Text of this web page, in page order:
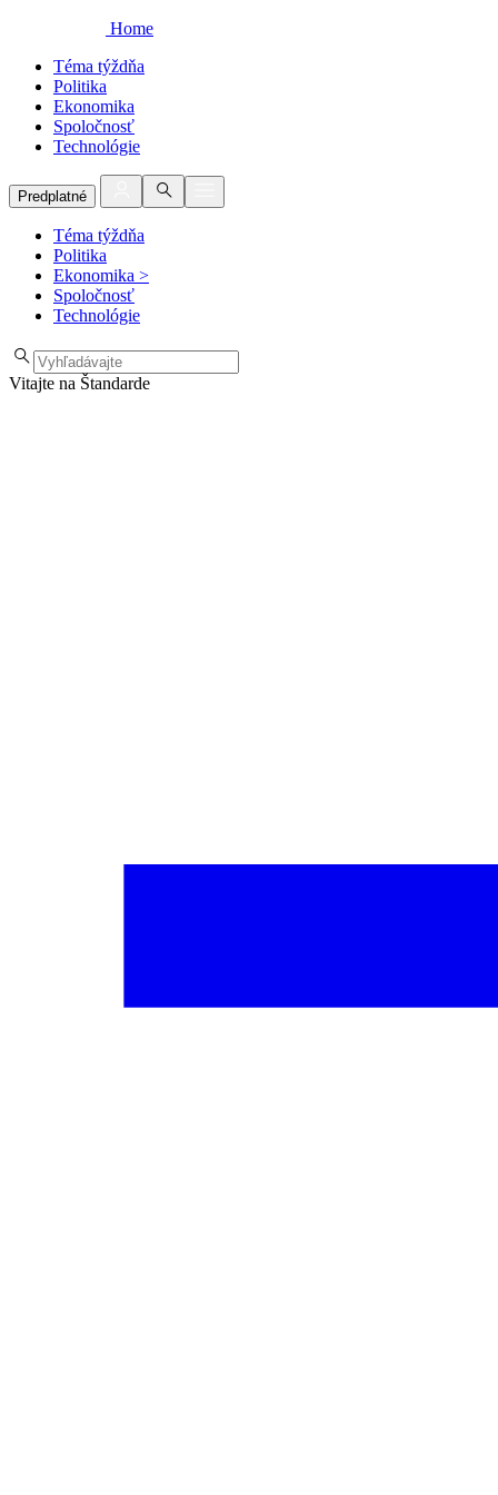
Home
Téma týždňa
Politika
Ekonomika
Spoločnosť
Technológie
Predplatné
Téma týždňa
Politika
Ekonomika >
Spoločnosť
Technológie
Vitajte na Štandarde